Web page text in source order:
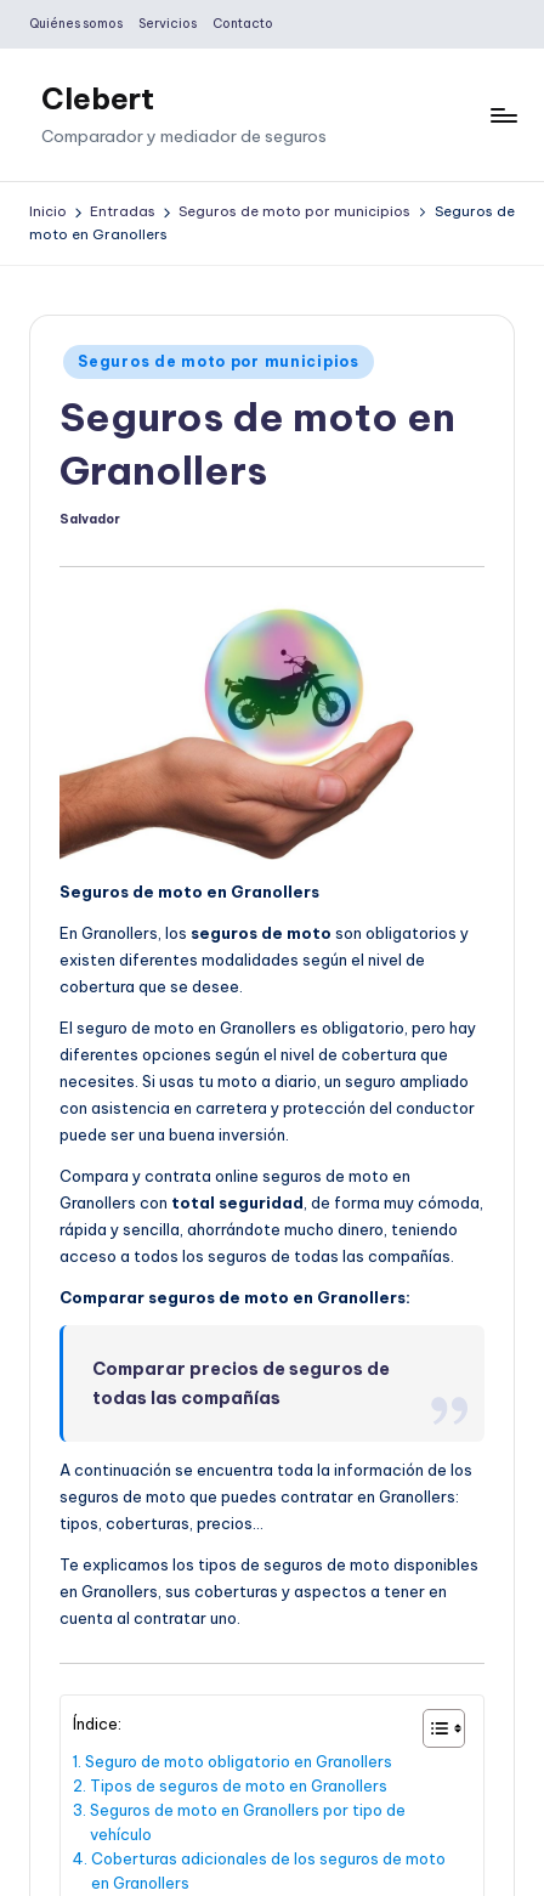
Saltar
contenido
Quiénes somos Servicios Contacto
Clebert
Comparador y mediador de seguros
Inicio Entradas Seguros de moto por municipios
Seguros de
moto en Granollers
Publicado
en
Seguros de moto por municipios
Seguros de moto en
Granollers
Publicado
Salvador
Seguros de moto en Granollers
En Granollers, los seguros de moto son obligatorios y
existen diferentes modalidades según el nivel de
cobertura que se desee.
El seguro de moto en Granollers es obligatorio, pero hay
diferentes opciones según el nivel de cobertura que
necesites. Si usas tu moto a diario, un seguro ampliado
con asistencia en carretera y protección del conductor
puede ser una buena inversión.
Compara y contrata online seguros de moto en
Granollers con total seguridad, de forma muy cómoda,
rápida y sencilla, ahorrándote mucho dinero, teniendo
acceso a todos los seguros de todas las compañías.
Comparar seguros de moto en Granollers:
Comparar precios de seguros de
todas las compañías
A continuación se encuentra toda la información de los
seguros de moto que puedes contratar en Granollers:
tipos, coberturas, precios…
Te explicamos los tipos de seguros de moto disponibles
en Granollers, sus coberturas y aspectos a tener en
cuenta al contratar uno.
Índice:
Seguro de moto obligatorio en Granollers
Tipos de seguros de moto en Granollers
Seguros de moto en Granollers por tipo de
vehículo
Coberturas adicionales de los seguros de moto
en Granollers